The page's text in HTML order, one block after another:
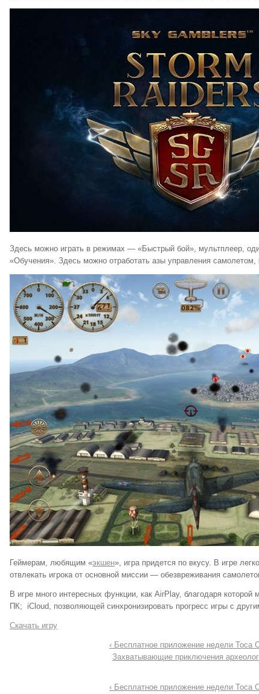
Здесь можно играть в режимах — «Быстрый бой», мультплеер,
«Обучения». Здесь можно отработать азы управления самолетом,
Геймерам, любящим «экшен», игра придется по вкусу. В игре
отвлекать игрока от основной миссии — обезвреживания
В игре много интересных функции, как AirPlay, благодаря которой
ПК; iCloud, позволяющей синхронизировать прогресс игры с
Скачать игру
‹ Бесплатное приложение недели Toca
Захватывающие приключения
‹ Бесплатное приложение недели Toca